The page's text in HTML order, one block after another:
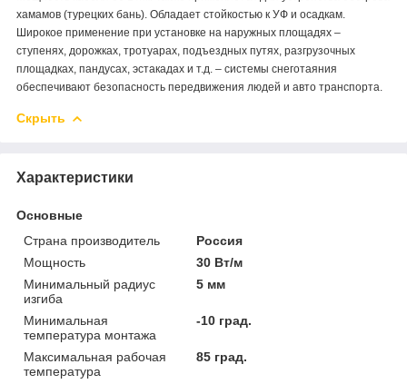
хамамов (турецких бань). Обладает стойкостью к УФ и осадкам.
Широкое применение при установке на наружных площадях –
ступенях, дорожках, тротуарах, подъездных путях, разгрузочных
площадках, пандусах, эстакадах и т.д. – системы снеготаяния
обеспечивают безопасность передвижения людей и авто транспорта.
Скрыть
Характеристики
Основные
Страна производитель
Россия
Мощность
30 Вт/м
Минимальный радиус
изгиба
5 мм
Минимальная
температура монтажа
-10 град.
Максимальная рабочая
температура
85 град.